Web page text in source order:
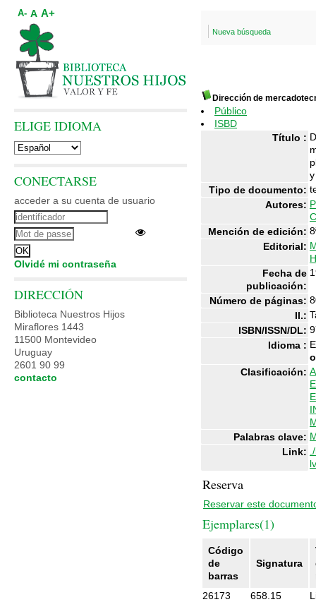
Nueva búsqueda
Dirección de
Público
ISBD
Título :
Tipo de documento:
Autores:
Mención de edición:
Editorial:
Fecha de
publicación:
Número de páginas:
Il.:
ISBN/ISSN/DL:
Idioma :
Clasificación:
Palabras clave:
Link:
Reserva
Reservar este
Ejemplares(1)
Código
de
barras
Signatura
26173
658.15
A- A A+
ELIGE IDIOMA
CONECTARSE
acceder a su cuenta de usuario
Olvidé mi contraseña
DIRECCIÓN
Biblioteca Nuestros Hijos
Miraflores 1443
11500 Montevideo
Uruguay
2601 90 99
contacto